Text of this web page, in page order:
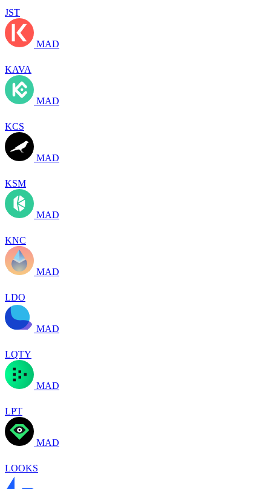
JST
MAD
KAVA
MAD
KCS
MAD
KSM
MAD
KNC
MAD
LDO
MAD
LQTY
MAD
LPT
MAD
LOOKS